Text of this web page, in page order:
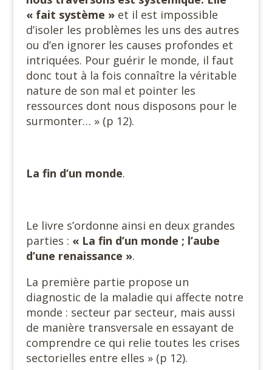
« fait système »et il est impossible
d’isoler les problèmes les uns des autres
ou d’en ignorer les causes profondes et
intriquées. Pour guérir le monde, il faut
donc tout à la fois connaître la véritable
nature de son mal et pointer les
ressources dont nous disposons pour le
surmonter… » (p 12).
La fin d’un monde.
Le livre s’ordonne ainsi en deux grandes
parties : « La fin d’un monde ; l’aube
d’une renaissance ».
La première partie propose un
diagnostic de la maladie qui affecte notre
monde : secteur par secteur, mais aussi
de manière transversale en essayant de
comprendre ce qui relie toutes les crises
sectorielles entre elles » (p 12).